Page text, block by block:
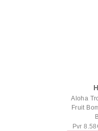
Aloha
Fruit
Pvr